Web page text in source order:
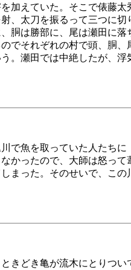
加えていた。そこで俵藤太
、太刀を振るって三つに切
胴は勝部に、尾は瀬田に落
でそれぞれの村で頭、胴、
。瀬田では中絶したが、浮
で魚を取っていた人たちに
かったので、大師は怒って
まった。そのせいで、この
きどき亀が流木にとりつい